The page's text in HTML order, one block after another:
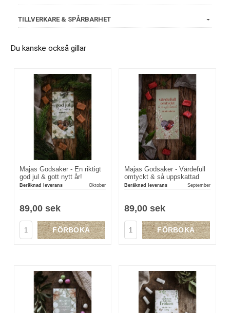
TILLVERKARE & SPÅRBARHET
Du kanske också gillar
Majas Godsaker - En riktigt
god jul & gott nytt år!
Beräknad leverans Oktober
89,00 sek
FÖRBOKA
Majas Godsaker - Värdefull
omtyckt & så uppskattad
Beräknad leverans September
89,00 sek
FÖRBOKA